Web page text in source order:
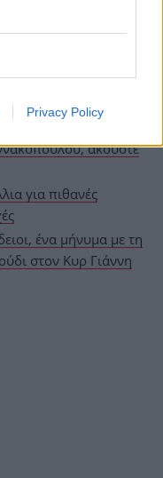
Privacy Policy
ασφαλείας
τις κινήσεις του.
ακούστε
για πιθανές
ένα μήνυμα με τη
στον Κυρ Γιάννη